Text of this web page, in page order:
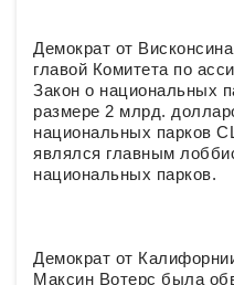
Демократ от
главой Комитета по
Закон о национальных
размере 2 млрд.
национальных парков
являлся главным
национальных парков.
Демократ от
Максин Вотерс была